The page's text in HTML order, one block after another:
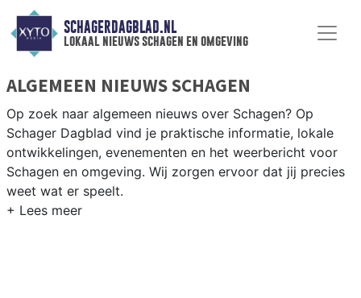
SCHAGERDAGBLAD.NL
lokaal nieuws schagen en omgeving
ALGEMEEN NIEUWS SCHAGEN
Op zoek naar algemeen nieuws over Schagen? Op
Schager Dagblad vind je praktische informatie, lokale
ontwikkelingen, evenementen en het weerbericht voor
Schagen en omgeving. Wij zorgen ervoor dat jij precies
weet wat er speelt.